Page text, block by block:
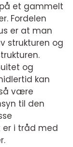
et gammelt
Fordelen
er at man
strukturen og
og
kan
være
til den
i tråd med